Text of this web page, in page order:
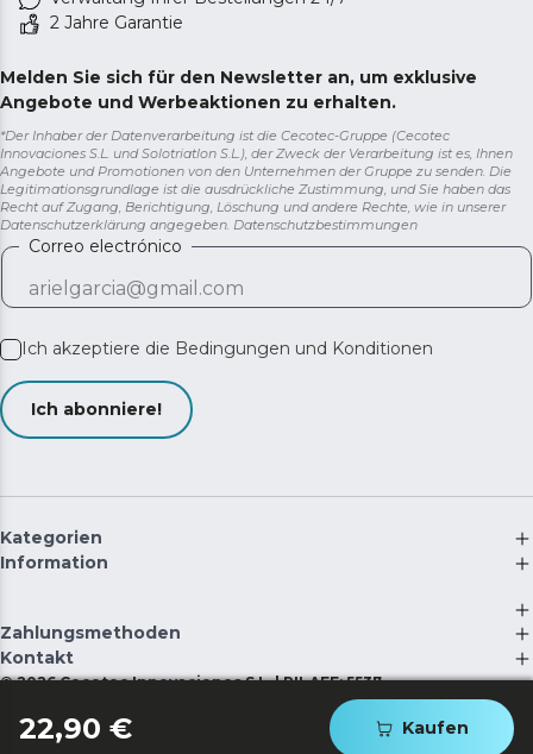
22,90 € Kaufen
2 Jahre Garantie
Melden Sie sich für den Newsletter an, um exklusive
Angebote und Werbeaktionen zu erhalten.
*Der Inhaber der Datenverarbeitung ist die Cecotec-Gruppe (Cecotec
Innovaciones S.L. und Solotriatlon S.L.), der Zweck der Verarbeitung ist es, Ihnen
Angebote und Promotionen von den Unternehmen der Gruppe zu senden. Die
Legitimationsgrundlage ist die ausdrückliche Zustimmung, und Sie haben das
Recht auf Zugang, Berichtigung, Löschung und andere Rechte, wie in unserer
Datenschutzerklärung angegeben. Datenschutzbestimmungen
Correo electrónico
Ich akzeptiere die Bedingungen und Konditionen
Ich abonniere!
Kategorien
Information
Zahlungsmethoden
Kontakt
©2026 Cecotec Innovaciones S.L. | RII-AEE: 5537